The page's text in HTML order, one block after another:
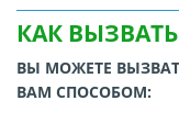
КАК
ВЫ МОЖЕТЕ
ВАМ СПОСОБОМ: